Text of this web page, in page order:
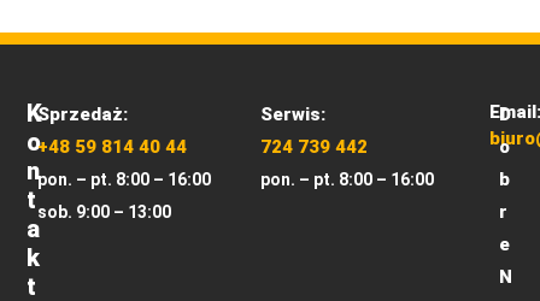
K
O
N
T
A
K
T
Sprzedaż:
+48 59 814 40 44
pon. – pt. 8:00 – 16:00
sob. 9:00 – 13:00
Serwis:
724 739 442
pon. – pt. 8:00 – 16:00
Email:
D
o
b
r
e
N